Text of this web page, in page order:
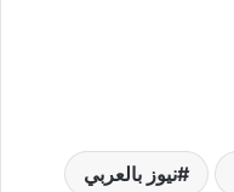
نيوز بالعربي